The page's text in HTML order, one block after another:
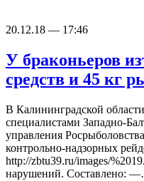
20.12.18 — 17:46
У браконьеров
средств и 45 кг
В Калининградской
специалистами Западно-
управления
контрольно-надзорных
http://zbtu39.ru/images/
нарушений. Составлено: